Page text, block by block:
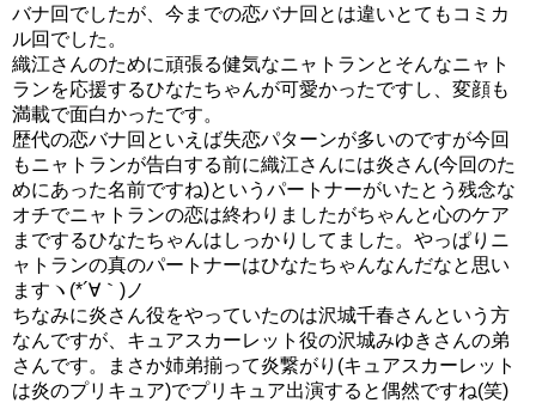
バナ回でしたが、今までの恋バナ回とは違いとてもコミカ
ル回でした。
織江さんのために頑張る健気なニャトランとそんなニャト
ランを応援するひなたちゃんが可愛かったですし、変顔も
満載で面白かったです。
歴代の恋バナ回といえば失恋パターンが多いのですが今回
もニャトランが告白する前に織江さんには炎さん(今回のた
めにあった名前ですね)というパートナーがいたとう残念な
オチでニャトランの恋は終わりましたがちゃんと心のケア
までするひなたちゃんはしっかりしてました。やっぱりニ
ャトランの真のパートナーはひなたちゃんなんだなと思い
ますヽ(*´∀｀)ノ
ちなみに炎さん役をやっていたのは沢城千春さんという方
なんですが、キュアスカーレット役の沢城みゆきさんの弟
さんです。まさか姉弟揃って炎繋がり(キュアスカーレット
は炎のプリキュア)でプリキュア出演すると偶然ですね(笑)